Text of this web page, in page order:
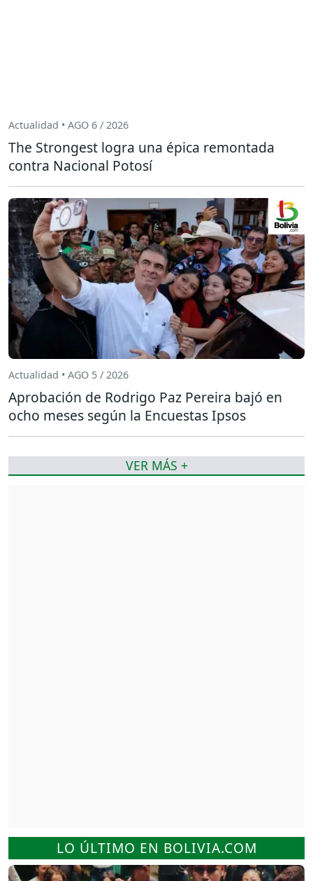
LO ÚLTIMO EN BOLIVIA.COM
Actualidad • AGO 6 / 2026
The Strongest logra una épica remontada
contra Nacional Potosí
Actualidad • AGO 5 / 2026
Aprobación de Rodrigo Paz Pereira bajó en
ocho meses según la Encuestas Ipsos
VER MÁS +